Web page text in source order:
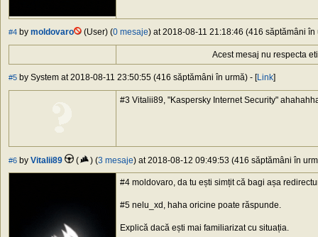
#4 by moldovaro (User) (0 mesaje) at 2018-08-11 21:18:46 (416 săptămâni în
Acest mesaj nu respecta
#5 by System at 2018-08-11 23:50:55 (416 săptămâni în urmă) - [Link]
#3 Vitalii89, "Kaspersky Internet Security"
#6 by Vitalii89 ( ) (3 mesaje) at 2018-08-12 09:49:53 (416 săptămâni în
#4 moldovaro, da tu ești simțit că bagi așa
#5 nelu_xd, haha oricine poate răspunde.
Explică dacă ești mai familiarizat cu situația.